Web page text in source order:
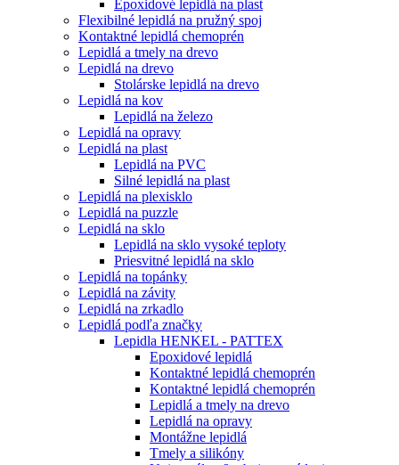
Epoxidové lepidlá na plast
Flexibilné lepidlá na pružný spoj
Kontaktné lepidlá chemoprén
Lepidlá a tmely na drevo
Lepidlá na drevo
Stolárske lepidlá na drevo
Lepidlá na kov
Lepidlá na železo
Lepidlá na opravy
Lepidlá na plast
Lepidlá na PVC
Silné lepidlá na plast
Lepidlá na plexisklo
Lepidlá na puzzle
Lepidlá na sklo
Lepidlá na sklo vysoké teploty
Priesvitné lepidlá na sklo
Lepidlá na topánky
Lepidlá na závity
Lepidlá na zrkadlo
Lepidlá podľa značky
Lepidla HENKEL - PATTEX
Epoxidové lepidlá
Kontaktné lepidlá chemoprén
Kontaktné lepidlá chemoprén
Lepidlá a tmely na drevo
Lepidlá na opravy
Montážne lepidlá
Tmely a silikóny